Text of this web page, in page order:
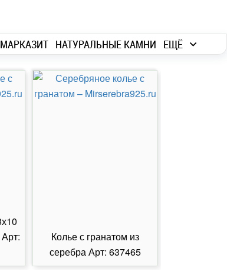
МАРКАЗИТ НАТУРАЛЬНЫЕ КАМНИ ЕЩЁ
Колье с гранатом из
серебра Арт: 637465